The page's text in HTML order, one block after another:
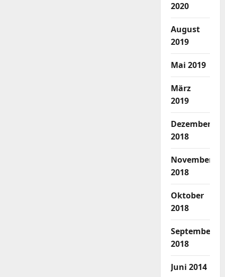
2020
August
2019
Mai 2019
März
2019
Dezember
2018
November
2018
Oktober
2018
September
2018
Juni 2014